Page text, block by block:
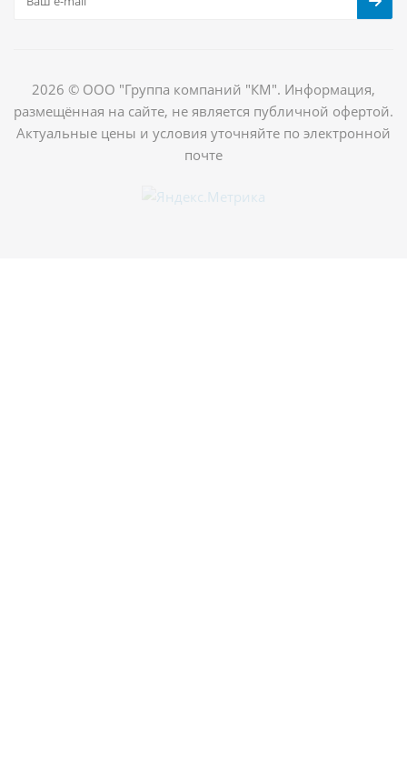
2026 © ООО "Группа компаний "КМ". Информация,
размещённая на сайте, не является публичной офертой.
Актуальные цены и условия уточняйте по электронной
почте